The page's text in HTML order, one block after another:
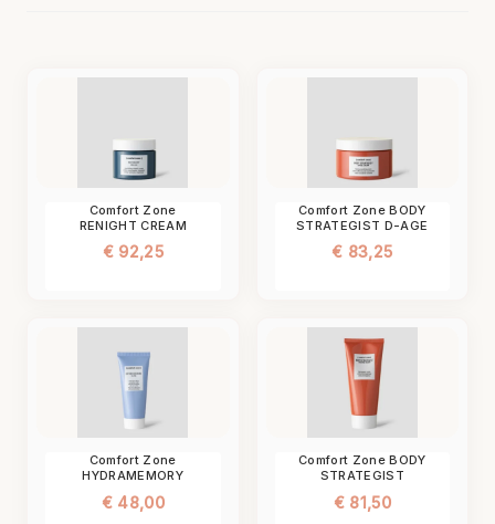
Comfort Zone
RENIGHT CREAM
€92,25
Comfort Zone BODY
STRATEGIST D-AGE
€ 83,25
Comfort Zone
HYDRAMEMORY
€48,00
Comfort Zone BODY
STRATEGIST
€81,50